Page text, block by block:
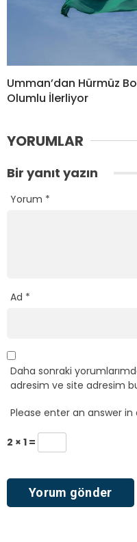
Umman’dan Hürmüz
Olumlu İlerliyor
YORUMLAR
Bir yanıt yazın
Yorum *
Ad *
Daha sonraki
adresim ve site adresim
Please enter an answer in
2 × 1 =